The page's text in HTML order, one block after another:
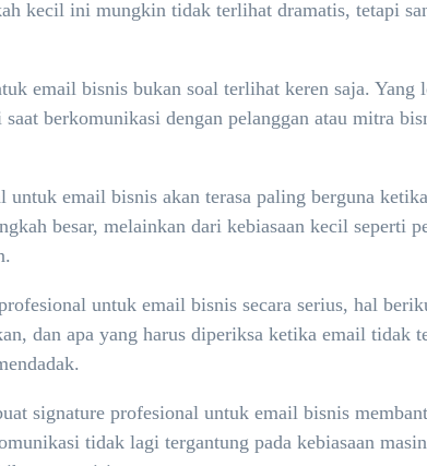
kecil ini mungkin tidak terlihat dramatis, tetapi
email bisnis bukan soal terlihat keren saja.
berkomunikasi dengan pelanggan atau mitra
email bisnis akan terasa paling berguna
besar, melainkan dari kebiasaan kecil seperti
untuk email bisnis secara serius, hal
dan apa yang harus diperiksa ketika email
signature profesional untuk email bisnis
tidak lagi tergantung pada kebiasaan